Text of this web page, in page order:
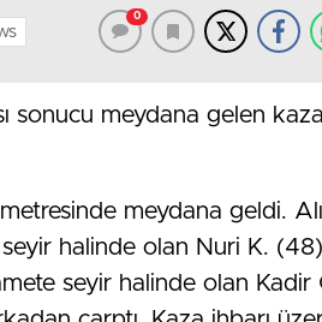
0
sonucu meydana gelen
meydana geldi.
seyir halinde olan Nuri K. (48)
seyir halinde olan Kadir